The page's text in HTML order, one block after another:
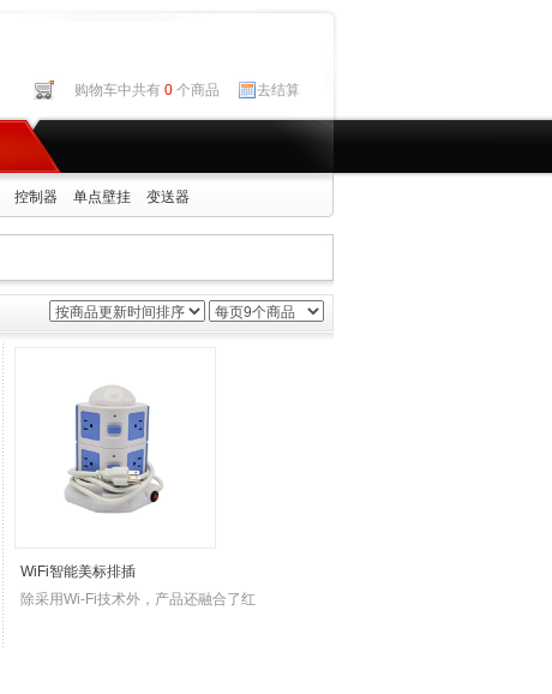
控制器 单点壁挂 变送器
购物车中共有 0 个商品 去结算
WiFi智能美标排插
除采用Wi-Fi技术外，产品还融合了红